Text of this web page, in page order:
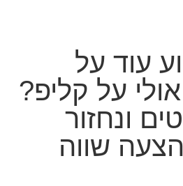
עוד על
על קליפ?
ונחזור
שווה